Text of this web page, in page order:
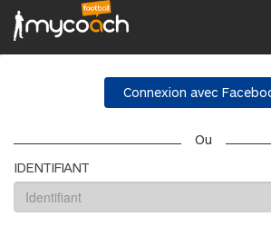
Connexion avec
Ou
IDENTIFIANT